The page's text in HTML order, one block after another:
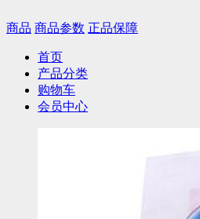
商品 商品参数 正品保障
首页
产品分类
购物车
会员中心